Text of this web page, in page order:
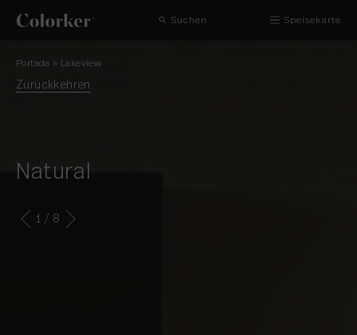
Suchen Speisekarte
Portada » Lakeview
Zurückkehren
Natural
1 / 8